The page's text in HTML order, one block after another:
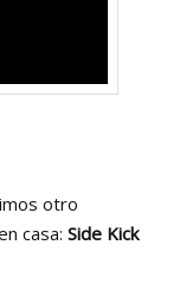
otro
casa: Side Kick